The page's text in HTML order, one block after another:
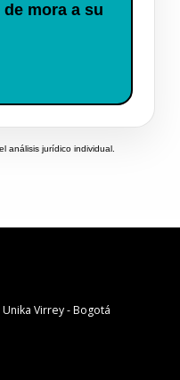
mora a su
análisis jurídico individual.
Virrey - Bogotá